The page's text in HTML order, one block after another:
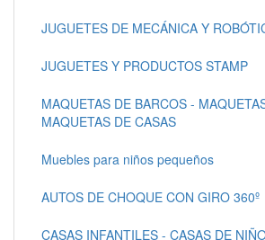
JUGUETES DE MECÁNICA Y
JUGUETES Y PRODUCTOS STAMP
MAQUETAS DE BARCOS -
MAQUETAS DE CASAS
Muebles para niños pequeños
AUTOS DE CHOQUE CON GIRO 360º
CASAS INFANTILES - CASAS DE